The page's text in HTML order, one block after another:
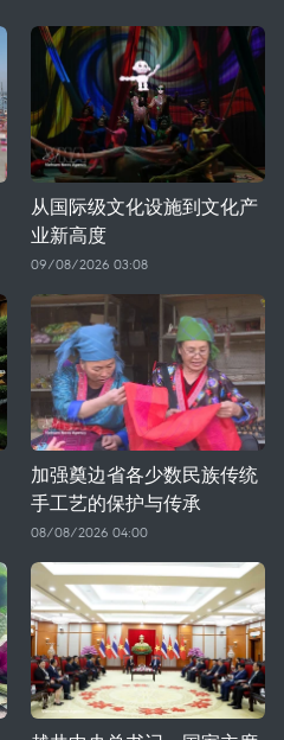
从国际级文化设施到文化产
业新高度
09/08/2026 03:08
加强奠边省各少数民族传统
手工艺的保护与传承
08/08/2026 04:00